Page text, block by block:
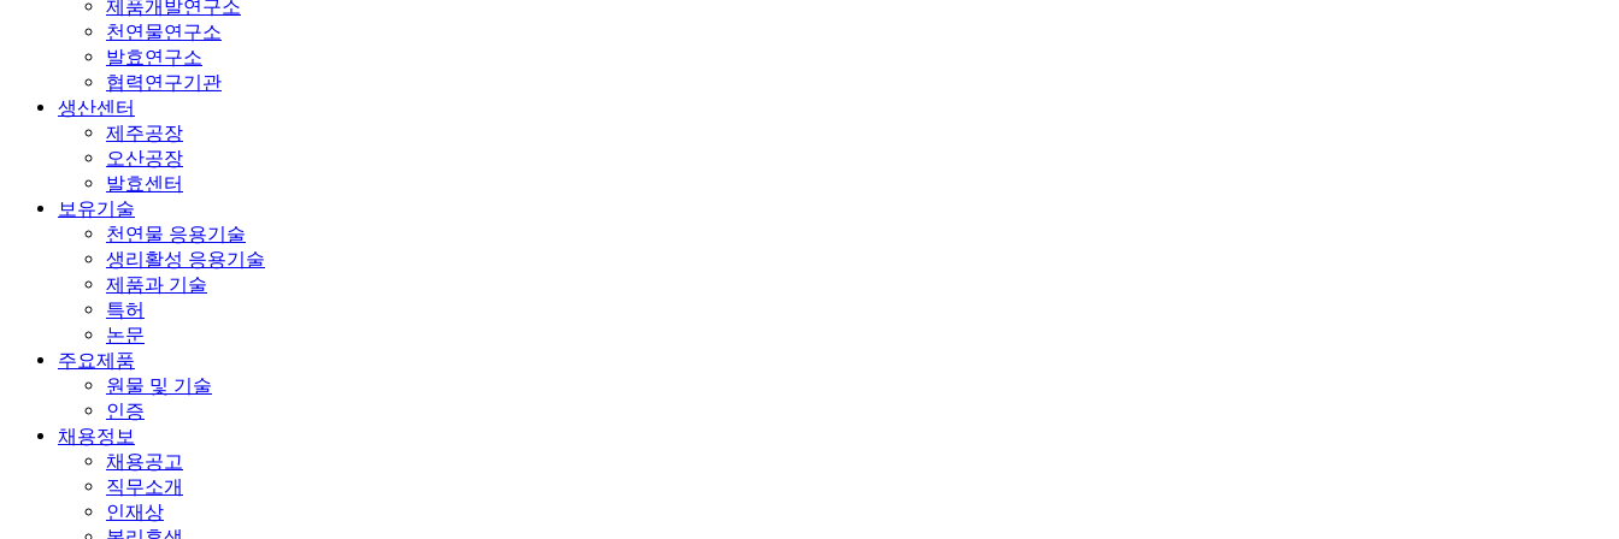
제품개발연구소
천연물연구소
발효연구소
협력연구기관
생산센터
제주공장
오산공장
발효센터
보유기술
천연물 응용기술
생리활성 응용기술
제품과 기술
특허
논문
주요제품
원물 및 기술
인증
채용정보
채용공고
직무소개
인재상